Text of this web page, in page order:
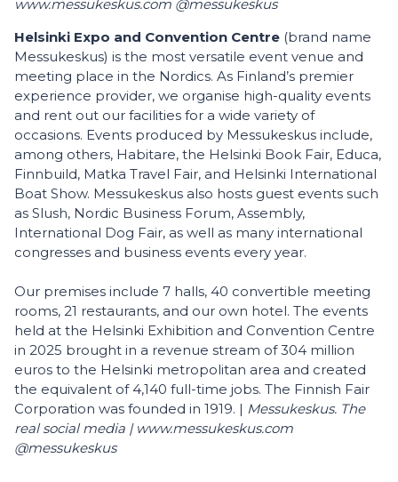
www.messukeskus.com @messukeskus
Helsinki Expo and Convention Centre (brand name
Messukeskus) is the most versatile event venue and
meeting place in the Nordics. As Finland’s premier
experience provider, we organise high-quality events
and rent out our facilities for a wide variety of
occasions. Events produced by Messukeskus include,
among others, Habitare, the Helsinki Book Fair, Educa,
Finnbuild, Matka Travel Fair, and Helsinki International
Boat Show. Messukeskus also hosts guest events such
as Slush, Nordic Business Forum, Assembly,
International Dog Fair, as well as many international
congresses and business events every year.
Our premises include 7 halls, 40 convertible meeting
rooms, 21 restaurants, and our own hotel. The events
held at the Helsinki Exhibition and Convention Centre
in 2025 brought in a revenue stream of 304 million
euros to the Helsinki metropolitan area and created
the equivalent of 4,140 full-time jobs. The Finnish Fair
Corporation was founded in 1919. | Messukeskus. The
real social media | www.messukeskus.com
@messukeskus